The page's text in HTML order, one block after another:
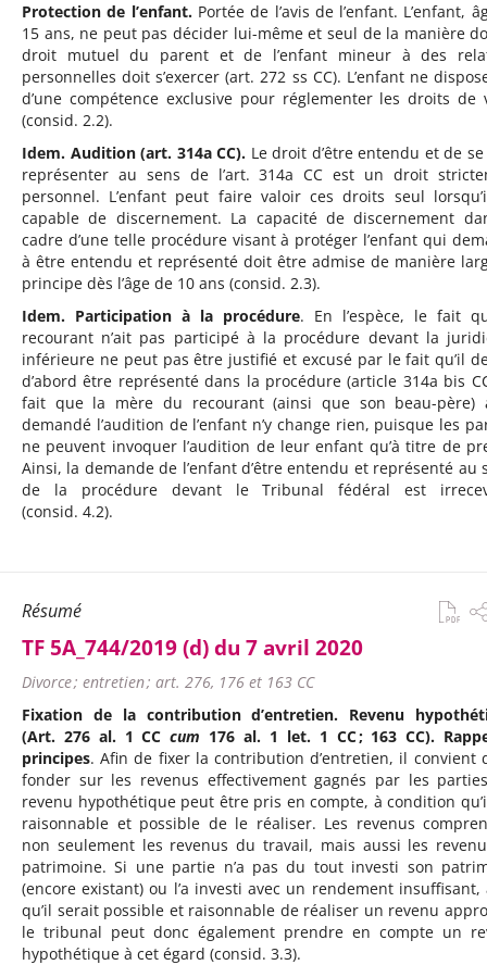
Protection de l’enfant.Portée de l’avis de l’enfant. L’enfant,
15 ans, ne peut pas décider lui-même et seul de la manière
droit mutuel du parent et de l’enfant mineur à des
personnelles doit s’exercer (art. 272 ss CC). L’enfant ne
d’une compétence exclusive pour réglementer les droits de
(consid. 2.2).
Idem. Audition (art. 314a CC). Le droit d’être entendu et de
représenter au sens de l’art. 314a CC est un droit
personnel. L’enfant peut faire valoir ces droits seul
capable de discernement. La capacité de discernement
cadre d’une telle procédure visant à protéger l’enfant qui
à être entendu et représenté doit être admise de manière
principe dès l’âge de 10 ans (consid. 2.3).
Idem. Participation à la procédure. En l’espèce, le fait
recourant n’ait pas participé à la procédure devant la
inférieure ne peut pas être justifié et excusé par le fait qu’il
d’abord être représenté dans la procédure (article 314a bis
fait que la mère du recourant (ainsi que son beau-père)
demandé l’audition de l’enfant n’y change rien, puisque les
ne peuvent invoquer l’audition de leur enfant qu’à titre de
Ainsi, la demande de l’enfant d’être entendu et représenté au
de la procédure devant le Tribunal fédéral est
(consid. 4.2).
Résumé
TF 5A_744/2019 (d) du 7 avril 2020
Divorce ; entretien ; art. 276, 176 et 163 CC
Fixation de la contribution d’entretien. Revenu
(Art. 276 al. 1 CCcum 176 al. 1 let. 1 CC ; 163 CC).
principes. Afin de fixer la contribution d’entretien, il convient
fonder sur les revenus effectivement gagnés par les
revenu hypothétique peut être pris en compte, à condition
raisonnable et possible de le réaliser. Les revenus
non seulement les revenus du travail, mais aussi les
patrimoine. Si une partie n’a pas du tout investi son
(encore existant) ou l’a investi avec un rendement insuffisant,
qu’il serait possible et raisonnable de réaliser un revenu
le tribunal peut donc également prendre en compte un
hypothétique à cet égard (consid. 3.3).